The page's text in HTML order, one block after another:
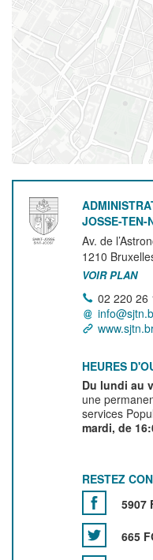
JOSSE-TEN-
Av. de
1210
VOIR PLAN
02 220 26
HEURES
Du lundi au
une
services
mardi, de
RESTEZ
5907
665